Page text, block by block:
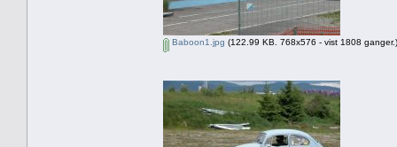
Baboon1.jpg (122.99 KB. 768x576 - vist 1808 ganger.)